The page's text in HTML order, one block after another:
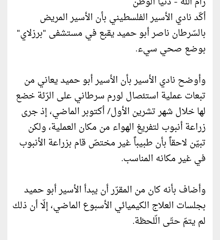
أكّد نادي الأسير الفلسطيني بأن الأسير المريض
بالسّرطان ناصر أبو حميد يقبع في مستشفى "برزلاي"
بوضع صحي سيء.
وأوضح نادي الأسير بأن الأسير أبو حميد يعاني من
تبعات عملية استئصال لورم سرطاني على الرّئة خضع
لها خلال شهر تشرين الأول/ أكتوبر الماضي، إذ جرى
زراعة أنبوب لتفريغ الهواء من مكان العملية، ولكن
تبيّن لاحقاً بأن طبيباً غير مختصّ قام بزراعة الأنبوب
في غير مكانه المناسب.
وأضاف بأنه كان من المقرّر أن يبدأ الأسير أبو حميد
بجلسات العلاج الكيميائي الأسبوع الماضي، إلّا أن ذلك
لم يتمّ حتّى الّلحظة.